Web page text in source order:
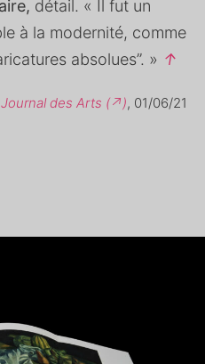
détail. « Il fut un
à la modernité, comme
absolues”. » ↑
des Arts (↗), 01/06/21